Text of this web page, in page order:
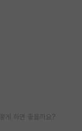
게 하면 좋을까요?